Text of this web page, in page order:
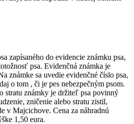
zapísaného do evidencie známku psa,
psa. Evidenčná známka je
známke sa uvedie evidenčné číslo psa,
o tom , či je pes nebezpečným psom.
stratu známky je držiteľ psa povinný
zničenie alebo stratu zistil,
v Majcichove. Cena za náhradnú
1,50 eura.